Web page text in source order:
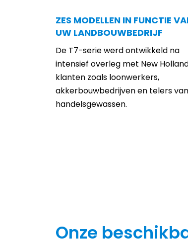
ZES MODELLEN IN FUNCTIE
UW LANDBOUWBEDRIJF
De T7-serie werd ontwikkeld na
intensief overleg met New
klanten zoals loonwerkers,
akkerbouwbedrijven en telers van
handelsgewassen.
Onze